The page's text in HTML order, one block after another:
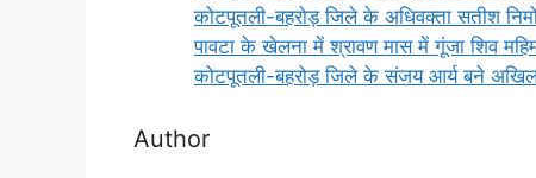
कोटपूतली-बहरोड़ जिले के अधिवक्ता सतीश
पावटा के खेलना में श्रावण मास में गूंजा शिव
कोटपूतली-बहरोड़ जिले के संजय आर्य बने अखिल
Author